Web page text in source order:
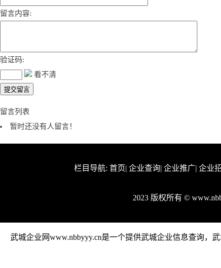
留言内容:
验证码:
看不清
留言列表
暂时还没有人留言！
栏目导航: 首页| 企业查询| 企业推广| 企业
2023 版权所有 ©
武城企业网www.nbbyyy.cn是一个提供武城企业信息查询，